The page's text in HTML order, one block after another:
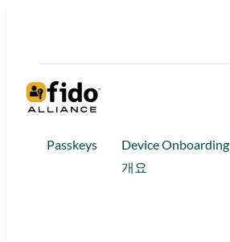
Passkeys
Device Onboarding
개요